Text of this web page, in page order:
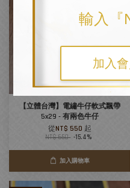
輸入『
加入
【立體台灣】電繡牛仔軟式飄帶
5x29 - 有兩色牛仔
從NT$ 550 起
NT$ 650 -15.4%
加入購物車